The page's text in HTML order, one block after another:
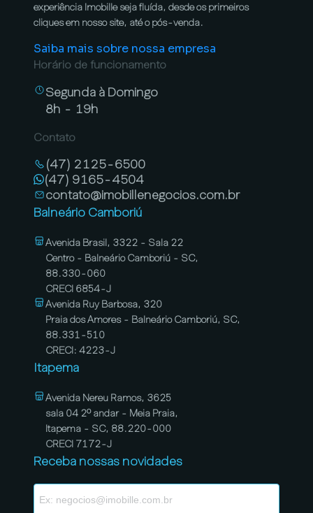
experiência Imobille seja fluída, desde os primeiros
cliques em nosso site, até o pós-venda.
Saiba mais sobre nossa empresa
Horário de funcionamento
Segunda à Domingo
8h - 19h
Contato
(47) 2125-6500
(47) 9165-4504
contato@imobillenegocios.com.br
Balneário Camboriú
Avenida Brasil, 3322 - Sala 22
Centro - Balneário Camboriú - SC,
88.330-060
CRECI 6854-J
Avenida Ruy Barbosa, 320
Praia dos Amores - Balneário Camboriú, SC,
88.331-510
CRECI: 4223-J
Itapema
Avenida Nereu Ramos, 3625
sala 04 2º andar - Meia Praia,
Itapema - SC, 88.220-000
CRECI 7172-J
Receba nossas novidades